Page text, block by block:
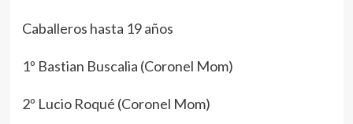
Caballeros hasta 19 años
1º Bastian Buscalia (Coronel Mom)
2º Lucio Roqué (Coronel Mom)